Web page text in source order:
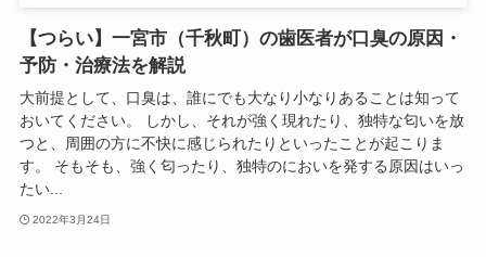
【つらい】一宮市（千秋町）の歯医者が口臭の原因・
予防・治療法を解説
大前提として、口臭は、誰にでも大なり小なりあることは知って
おいてください。 しかし、それが強く現れたり、独特な匂いを放
つと、周囲の方に不快に感じられたりといったことが起こりま
す。 そもそも、強く匂ったり、独特のにおいを発する原因はいっ
たい...
2022年3月24日